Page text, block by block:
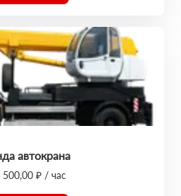
автокрана
500,00 ₽ / час